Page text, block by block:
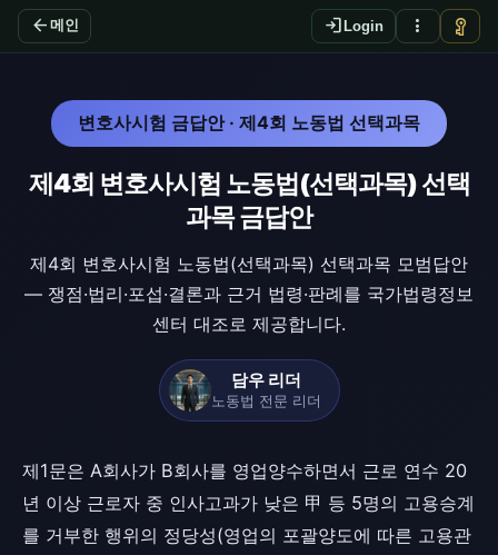
arrow_back 메인 login Login more_vert vpn_key
변호사시험 금답안 · 제4회 노동법 선택과목
제4회 변호사시험 노동법(선택과목) 선택
과목 금답안
제4회 변호사시험 노동법(선택과목) 선택과목 모범답안
— 쟁점·법리·포섭·결론과 근거 법령·판례를 국가법령정보
센터 대조로 제공합니다.
담우 리더
노동법 전문 리더
제1문은 A회사가 B회사를 영업양수하면서 근로 연수 20
년 이상 근로자 중 인사고과가 낮은 甲 등 5명의 고용승계
를 거부한 행위의 정당성(영업의 포괄양도에 따른 고용관